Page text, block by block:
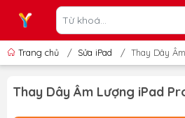
Trang chủ / Sửa iPad / Thay Dây
Thay Dây Âm Lượng iPad